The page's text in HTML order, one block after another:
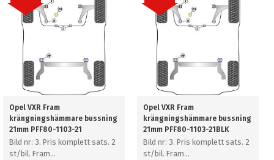
Opel VXR Fram
krängningshämmare bussning
21mm PFF80-1103-21
Bild nr: 3. Pris komplett sats. 2
st/bil. Fram
Opel VXR Fram
krängningshämmare bussning
21mm PFF80-1103-21BLK
Bild nr: 3. Pris komplett sats. 2
st/bil. Fram